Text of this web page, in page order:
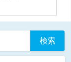
検索